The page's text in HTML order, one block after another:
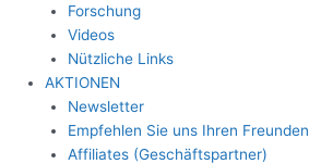
Forschung
Videos
Nützliche Links
AKTIONEN
Newsletter
Empfehlen Sie uns Ihren Freunden
Affiliates (Geschäftspartner)